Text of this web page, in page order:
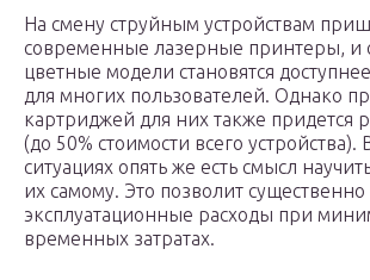
На смену струйным устройствам
современные лазерные принтеры, и
цветные модели становятся
для многих пользователей. Однако
картриджей для них также придется
(до 50% стоимости всего устройства).
ситуациях опять же есть смысл
их самому. Это позволит существенно
эксплуатационные расходы при
временных затратах.